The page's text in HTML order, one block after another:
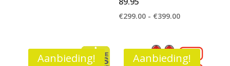
€299.00 - €399.00Prijsklasse:
€399.00
Aanbieding! Aanbieding!